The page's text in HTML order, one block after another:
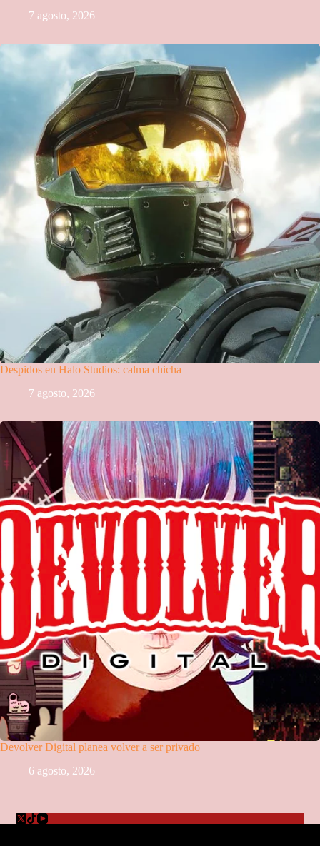
7 agosto, 2026
Despidos en Halo Studios: calma chicha
7 agosto, 2026
Devolver Digital planea volver a ser privado
6 agosto, 2026